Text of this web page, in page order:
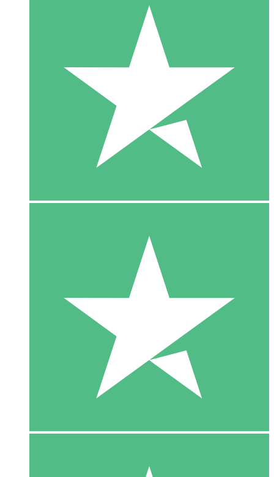
10 Descargas
20 00